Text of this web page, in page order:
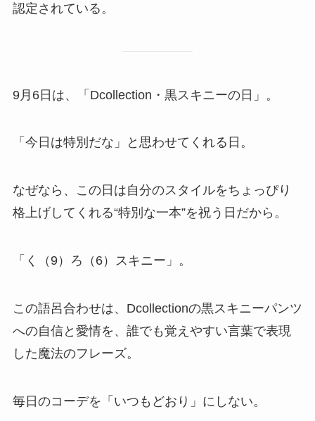
認定されている。
9月6日は、「Dcollection・黒スキニーの日」。
「今日は特別だな」と思わせてくれる日。
なぜなら、この日は自分のスタイルをちょっぴり
格上げしてくれる“特別な一本”を祝う日だから。
「く（9）ろ（6）スキニー」。
この語呂合わせは、Dcollectionの黒スキニーパンツ
への自信と愛情を、誰でも覚えやすい言葉で表現
した魔法のフレーズ。
毎日のコーデを「いつもどおり」にしない。